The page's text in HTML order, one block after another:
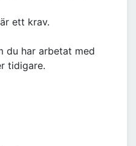
ett krav.
du har arbetat med
tidigare.